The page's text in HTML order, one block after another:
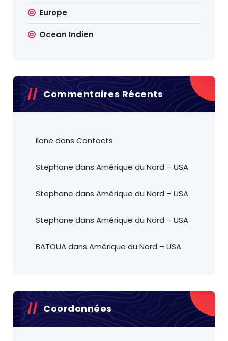
Europe
Ocean Indien
Commentaires Récents
ilane dans Contacts
Stephane dans Amérique du Nord – USA
Stephane dans Amérique du Nord – USA
Stephane dans Amérique du Nord – USA
BATOUAdans Amérique du Nord – USA
Coordonnées